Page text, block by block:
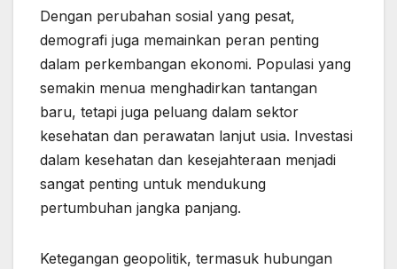
Dengan perubahan sosial yang pesat,
demografi juga memainkan peran penting
dalam perkembangan ekonomi. Populasi yang
semakin menua menghadirkan tantangan
baru, tetapi juga peluang dalam sektor
kesehatan dan perawatan lanjut usia. Investasi
dalam kesehatan dan kesejahteraan menjadi
sangat penting untuk mendukung
pertumbuhan jangka panjang.
Ketegangan geopolitik, termasuk hubungan